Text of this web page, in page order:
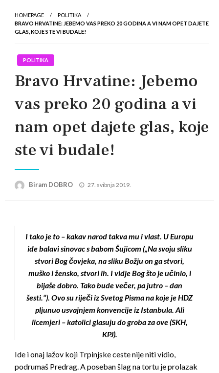
HOMEPAGE
POLITIKA
BRAVO HRVATINE: JEBEMO VAS PREKO 20 GODINA A VI NAM OPET DAJETE
GLAS, KOJE STE VI BUDALE!
POLITIKA
Bravo Hrvatine: Jebemo
vas preko 20 godina a vi
nam opet dajete glas, koje
ste vi budale!
Biram DOBRO
Posted
27. svibnja 2019.
I tako je to – kakav narod takva mu i vlast. U Europu
ide balavi sinovac s babom Šujicom („Na svoju sliku
stvori Bog čovjeka, na sliku Božju on ga stvori,
muško i žensko, stvori ih. I vidje Bog što je učinio, i
bijaše dobro. Tako bude večer, pa jutro – dan
šesti.“). Ovo su riječi iz Svetog Pisma na koje je HDZ
pljunuo usvajnjem konvencije iz Istanbula. Ali
licemjeri – katolici glasuju do groba za ove (SKH,
KPJ).
Ide i onaj lažov koji Trpinjske ceste nije niti vidio,
podrumaš Predrag. A poseban šlag na tortu je prolazak